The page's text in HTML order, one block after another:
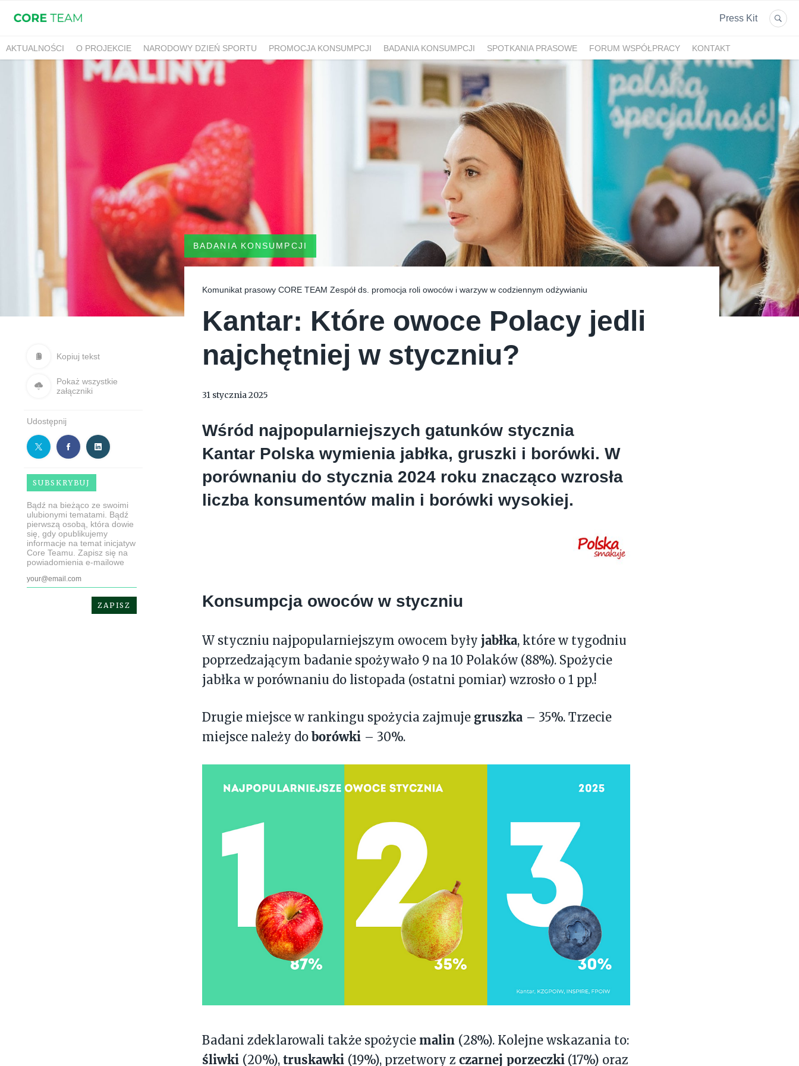
Press Kit
AKTUALNOŚCI O PROJEKCIE NARODOWY DZIEŃ SPORTU PROMOCJA KONSUMPCJI BADANIA KONSUMPCJI SPOTKANIA PRASOWE FORUM WSPÓŁPRACY KONTAKT
Kopiuj tekst
Pokaż wszystkie
załączniki
Udostępnij
SUBSKRYBUJ
Bądź na bieżąco ze swoimi
ulubionymi tematami. Bądź
pierwszą osobą, która dowie
się, gdy opublikujemy
informacje na temat inicjatyw
Core Teamu. Zapisz się na
powiadomienia e-mailowe
BADANIA KONSUMPCJI
Komunikat prasowy CORE TEAM Zespół ds. promocja roli owoców i warzyw w codziennym odżywianiu
Kantar: Które owoce Polacy jedli
najchętniej w styczniu?
31 stycznia 2025
Wśród najpopularniejszych gatunków stycznia
Kantar Polska wymienia jabłka, gruszki i borówki. W
porównaniu do stycznia 2024 roku znacząco wzrosła
liczba konsumentów malin i borówki wysokiej.
Konsumpcja owoców w styczniu
W styczniu najpopularniejszym owocem były jabłka, które w tygodniu
poprzedzającym badanie spożywało 9 na 10 Polaków (88%). Spożycie
jabłka w porównaniu do listopada (ostatni pomiar) wzrosło o 1 pp.!
Drugie miejsce w rankingu spożycia zajmuje gruszka – 35%. Trzecie
miejsce należy do borówki – 30%.
Badani zdeklarowali także spożycie malin (28%). Kolejne wskazania to:
śliwki (20%), truskawki (19%), przetwory z czarnej porzeczki (17%) oraz